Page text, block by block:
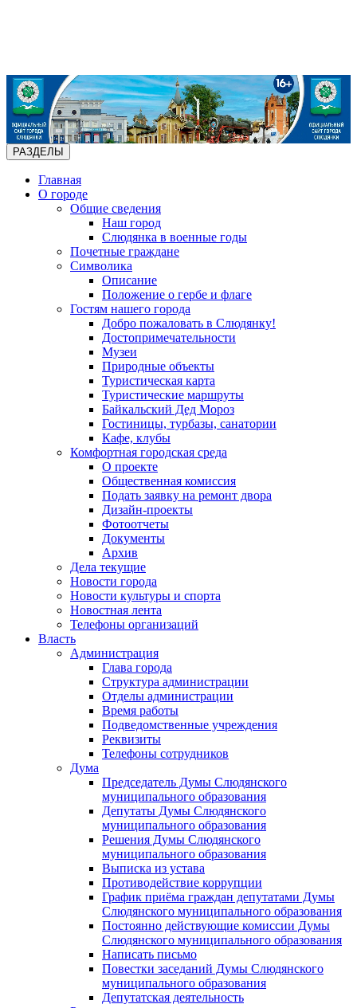
РАЗДЕЛЫ
Главная
О городе
Общие сведения
Наш город
Слюдянка в военные годы
Почетные граждане
Символика
Описание
Положение о гербе и флаге
Гостям нашего города
Добро пожаловать в Слюдянку!
Достопримечательности
Музеи
Природные объекты
Туристическая карта
Туристические маршруты
Байкальский Дед Мороз
Гостиницы, турбазы, санатории
Кафе, клубы
Комфортная городская среда
О проекте
Общественная комиссия
Подать заявку на ремонт двора
Дизайн-проекты
Фотоотчеты
Документы
Архив
Дела текущие
Новости города
Новости культуры и спорта
Новостная лента
Телефоны организаций
Власть
Администрация
Глава города
Структура администрации
Отделы администрации
Время работы
Подведомственные учреждения
Реквизиты
Телефоны сотрудников
Дума
Председатель Думы Слюдянского
муниципального образования
Депутаты Думы Слюдянского
муниципального образования
Решения Думы Слюдянского
муниципального образования
Выписка из устава
Противодействие коррупции
График приёма граждан депутатами Думы
Слюдянского муниципального образования
Постоянно действующие комиссии Думы
Слюдянского муниципального образования
Написать письмо
Повестки заседаний Думы Слюдянского
муниципального образования
Депутатская деятельность